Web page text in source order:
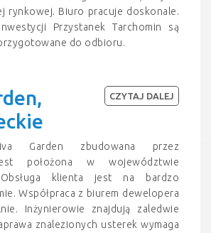
rynkowej. Biuro pracuje doskonale.
Przystanek Tarchomin są
do odbioru.
Garden zbudowana przez
położona w województwie
Obsługa klienta jest na bardzo
Współpraca z biurem dewelopera
Inżynierowie znajdują zaledwie
znalezionych usterek wymaga
CZYTAJ DALEJ